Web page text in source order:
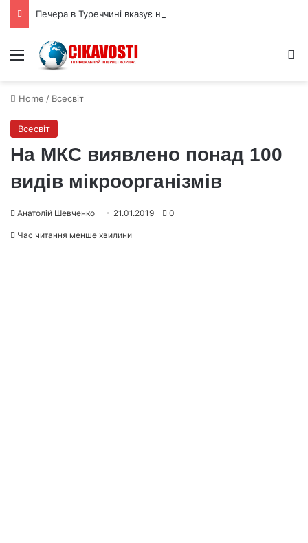
Menu
Home / Всесвіт
Всесвіт
На МКС виявлено понад 100
видів мікроорганізмів
Анатолій Шевченко 21.01.2019 0
Час читання менше хвилини